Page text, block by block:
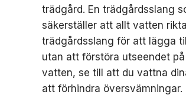
trädgård. En trädgårdsslang
säkerställer att allt vatten
trädgårdsslang för att lägga
utan att förstöra utseendet
vatten, se till att du vattna
att förhindra